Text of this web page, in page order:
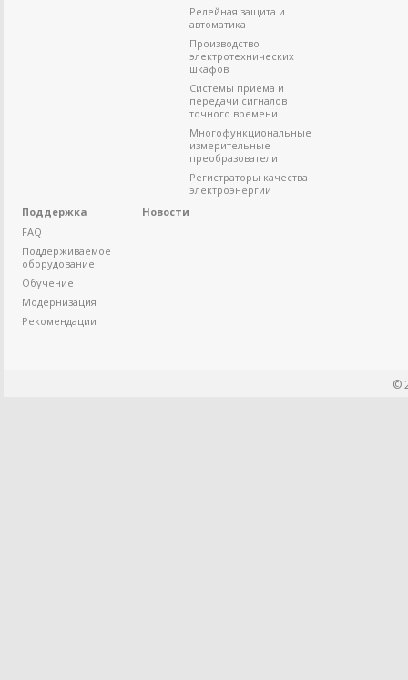
Релейная защита и
автоматика
Производство
электротехнических
шкафов
Системы приема и
передачи сигналов
точного времени
Многофункциональные
измерительные
преобразователи
Регистраторы качества
электроэнергии
Поддержка
FAQ
Поддерживаемое
оборудование
Обучение
Модернизация
Рекомендации
Новости
©